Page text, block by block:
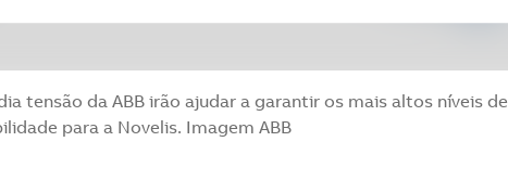
tensão da ABB irão ajudar a garantir os mais altos níveis de
para a Novelis. Imagem ABB